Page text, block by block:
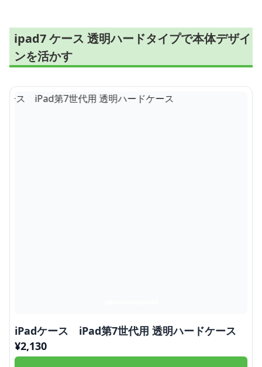
ipad7 ケース 透明ハードタイプで本体デザイ
ンを活かす
iPadケース iPad第7世代用 透明ハードケース
¥2,130